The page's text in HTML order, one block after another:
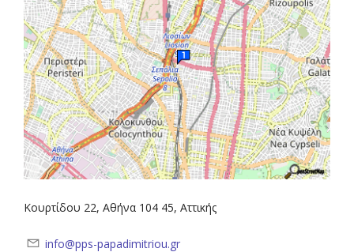
Κουρτίδου 22, Αθήνα 104 45, Αττικής
info@pps-papadimitriou.gr